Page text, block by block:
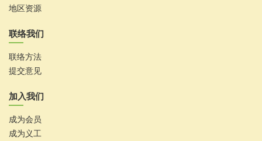
地区资源
联络我们
联络方法
提交意见
加入我们
成为会员
成为义工